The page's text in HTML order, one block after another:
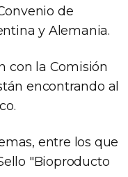
de
y Alemania.
con la Comisión
encontrando al
entre los que
"Bioproducto